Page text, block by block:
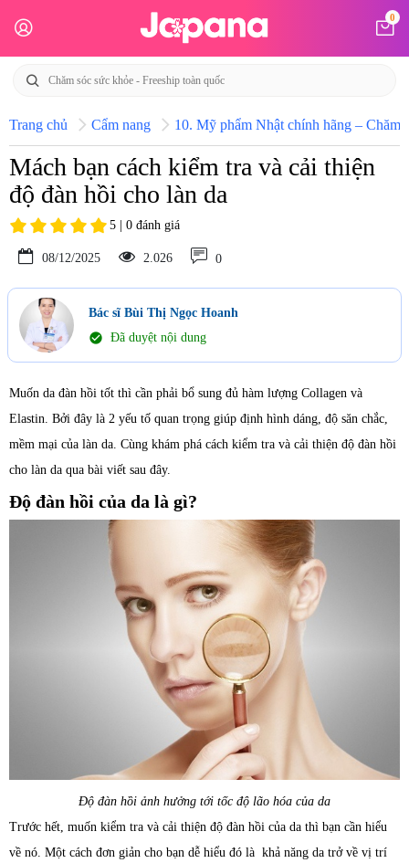
0
Trang chủ Cẩm nang 10. Mỹ phẩm Nhật chính hãng – Chăm
Mách bạn cách kiểm tra và cải thiện
độ đàn hồi cho làn da
5 | 0 đánh giá
08/12/2025 2.026 0
Bác sĩ Bùi Thị Ngọc Hoanh
check_circle Đã duyệt nội dung
Muốn da đàn hồi tốt thì cần phải bổ sung đủ hàm lượng Collagen và
Elastin. Bởi đây là 2 yếu tố quan trọng giúp định hình dáng, độ săn chắc,
mềm mại của làn da. Cùng khám phá cách kiểm tra và cải thiện độ đàn hồi
cho làn da qua bài viết sau đây.
Độ đàn hồi của da là gì?
Độ đàn hồi ảnh hưởng tới tốc độ lão hóa của da
Trước hết, muốn kiểm tra và cải thiện độ đàn hồi của da thì bạn cần hiểu
về nó. Một cách đơn giản cho bạn dễ hiểu đó là khả năng da trở về vị trí